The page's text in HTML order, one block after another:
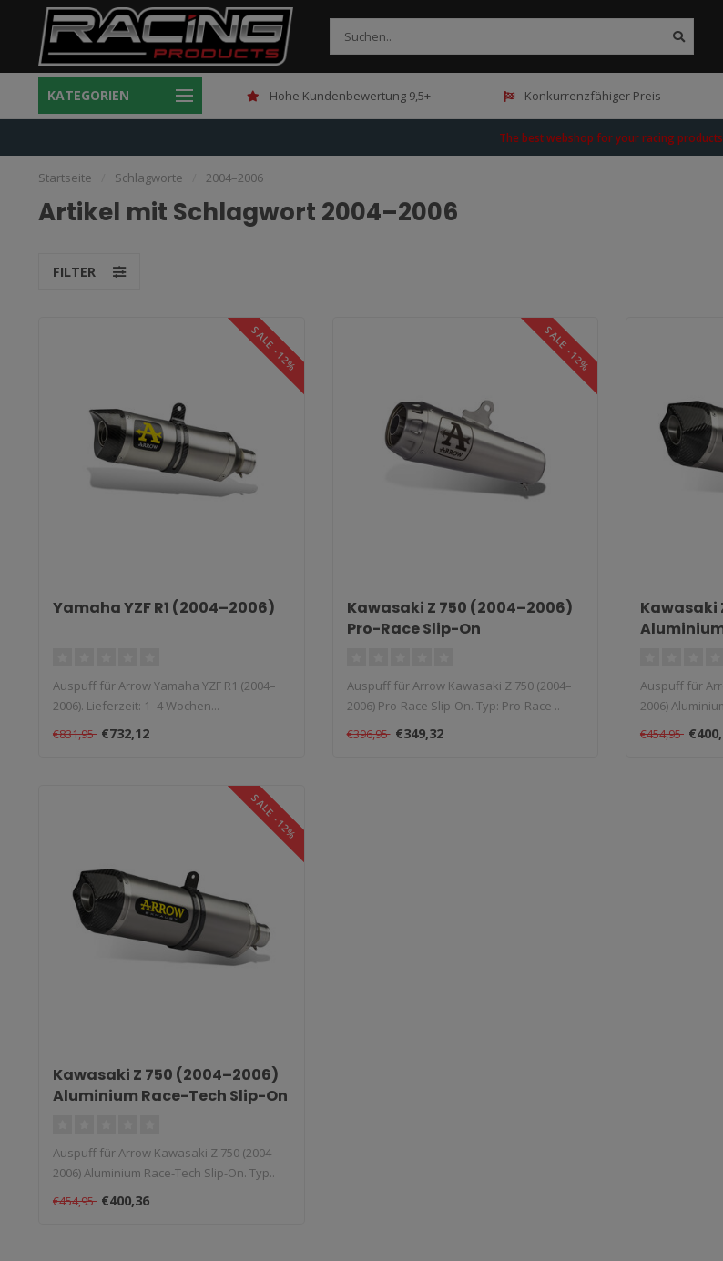
KATEGORIEN
Gratis verzending boven 150,- Hohe Kundenbewertung 9,5+ Konkurrenzfähiger Preis
The best webshop for your racing
Startseite Schlagworte 2004–2006
Artikel mit Schlagwort 2004–2006
FILTER
SALE -12%
Yamaha YZF R1 (2004–2006)
Auspuff für Arrow Yamaha YZF R1 (2004–
2006). Lieferzeit: 1–4 Wochen...
€831,95 €732,12
SALE -12%
Kawasaki Z 750 (2004–2006)
Pro-Race Slip-On
Auspuff für Arrow Kawasaki Z 750 (2004–
2006) Pro-Race Slip-On. Typ: Pro-Race ..
€396,95 €349,32
Kawasaki
Auspuff für
2006)
€454,95
SALE -12%
Kawasaki Z 750 (2004–2006)
Aluminium Race-Tech Slip-On
Auspuff für Arrow Kawasaki Z 750 (2004–
2006) Aluminium Race-Tech Slip-On. Typ..
€454,95 €400,36